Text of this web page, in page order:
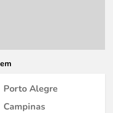
Porto Alegre
Campinas